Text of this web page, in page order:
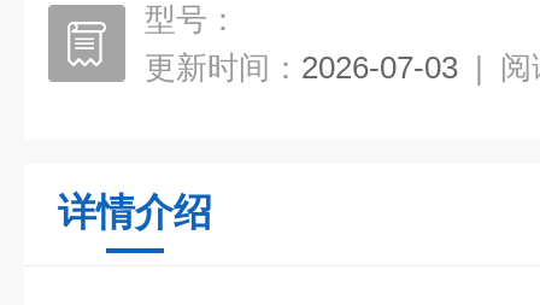
型号：
更新时间： 2026-07-03 | 阅
详情介绍